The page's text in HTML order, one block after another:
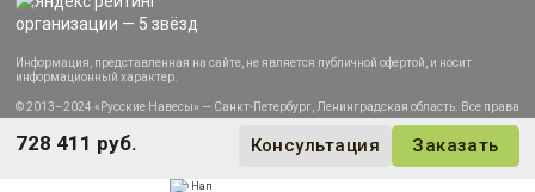
728 411 руб. Консультация Заказать
Информация, представленная на сайте, не является публичной офертой, и носит
информационный характер.
© 2013–2024 «Русские Навесы» — Санкт-Петербург, Ленинградская область. Все права
защищены.